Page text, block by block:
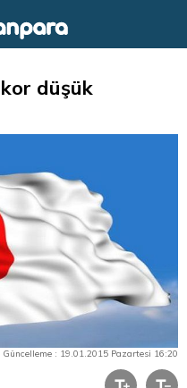
düşük
Güncelleme : 19.01.2015 Pazartesi 16:20